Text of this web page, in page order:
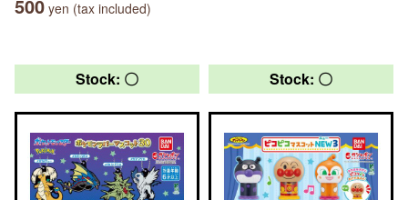
500 yen (tax included)
Stock: 〇 Stock: 〇